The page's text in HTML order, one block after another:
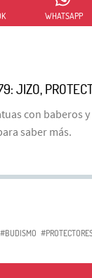
WHATSAPP
JIZO,
con baberos
saber más.
#BUDISMO